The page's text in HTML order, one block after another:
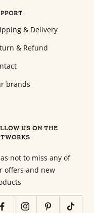
& Delivery
& Refund
brands
US ON THE
not to miss any of
offers and new